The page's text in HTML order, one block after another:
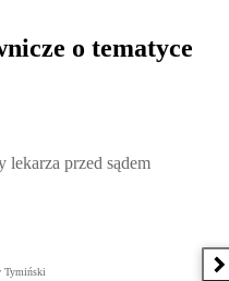
o tematyce
przed sądem lekarskim,
lekarza przed sądem
Tymiński